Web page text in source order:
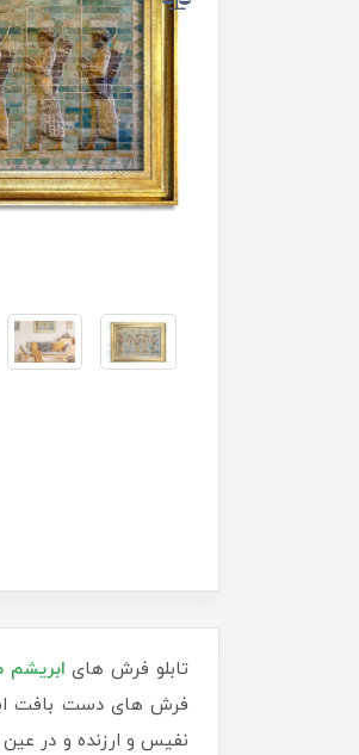
تابلو فرش های ابریشم
فرش های دست بافت
نفیس و ارزنده و در عین